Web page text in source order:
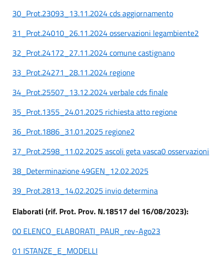
30_Prot.23093_13.11.2024 cds aggiornamento
31_Prot.24010_26.11.2024 osservazioni legambiente2
32_Prot.24172_27.11.2024 comune castignano
33_Prot.24271_28.11.2024 regione
34_Prot.25507_13.12.2024 verbale cds finale
35_Prot.1355_24.01.2025 richiesta atto regione
36_Prot.1886_31.01.2025 regione2
37_Prot.2598_11.02.2025 ascoli geta vasca0 osservazioni
38_Determinazione 49GEN_12.02.2025
39_Prot.2813_14.02.2025 invio determina
Elaborati (rif. Prot. Prov. N.18517 del 16/08/2023):
00 ELENCO_ELABORATI_PAUR_rev-Ago23
01 ISTANZE_E_MODELLI